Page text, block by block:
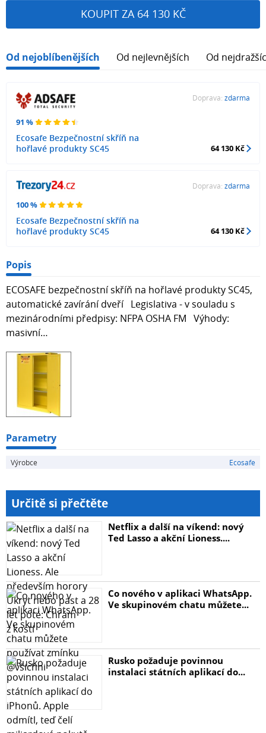
KOUPIT ZA 64 130 KČ
Od nejoblíbenějších Od nejlevnějších Od
91 %
Ecosafe Bezpečnostní skříň na
hořlavé produkty SC45
Doprava: zdarma
64 130 Kč
100 %
Ecosafe Bezpečnostní skříň na
hořlavé produkty SC45
Doprava: zdarma
64 130 Kč
Popis
ECOSAFE bezpečnostní skříň na hořlavé produkty SC45,
automatické zavírání dveří Legislativa - v souladu s
mezinárodními předpisy: NFPA OSHA FM Výhody:
masivní…
Parametry
Výrobce Ecosafe
Určitě si přečtěte
Netflix a další na víkend: nový
Ted Lasso a akční Lioness....
Co nového v aplikaci WhatsApp.
Ve skupinovém chatu můžete...
Rusko požaduje povinnou
instalaci státních aplikací do...